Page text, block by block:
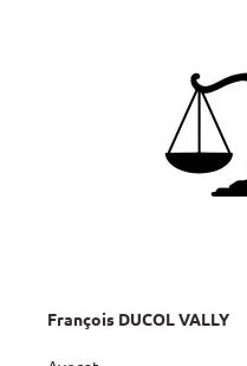
François DUCOL VALLY